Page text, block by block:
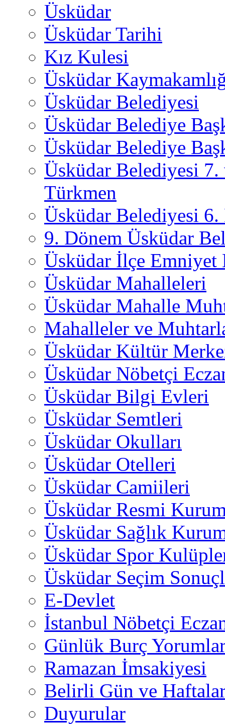
Üsküdar
Üsküdar Tarihi
Kız Kulesi
Üsküdar
Üsküdar Belediyesi
Üsküdar Belediye
Üsküdar Belediye
Üsküdar Belediyesi
Türkmen
Üsküdar Belediyesi 6.
9. Dönem Üsküdar
Üsküdar İlçe
Üsküdar Mahalleleri
Üsküdar Mahalle
Mahalleler ve
Üsküdar Kültür
Üsküdar Nöbetçi
Üsküdar Bilgi Evleri
Üsküdar Semtleri
Üsküdar Okulları
Üsküdar Otelleri
Üsküdar Camiileri
Üsküdar Resmi
Üsküdar Sağlık
Üsküdar Spor
Üsküdar Seçim
E-Devlet
İstanbul Nöbetçi
Günlük Burç
Ramazan İmsakiyesi
Belirli Gün ve
Duyurular